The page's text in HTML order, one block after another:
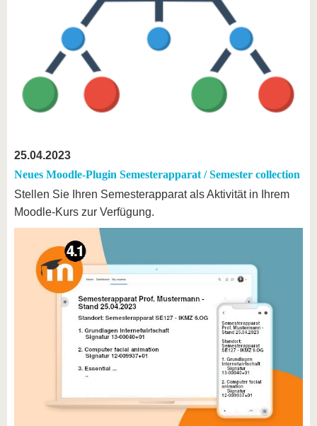
25.04.2023
Neues Moodle-Plugin Semesterapparat / Semester collection
Stellen Sie Ihren Semesterapparat als Aktivität in Ihrem
Moodle-Kurs zur Verfügung.